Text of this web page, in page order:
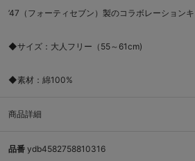
’47（フォーティセブン）製のコラボレーションキ
◆サイズ：大人フリー（55～61cm)
◆素材：綿100%
商品詳細
品番 ydb4582758810316